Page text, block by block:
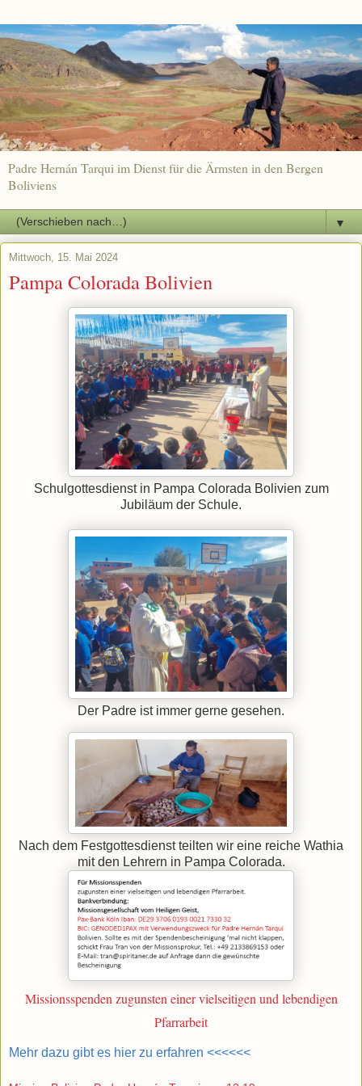
Padre Hernán Tarqui im Dienst für die Ärmsten in den Bergen
Boliviens
▼
Mittwoch, 15. Mai 2024
Pampa Colorada Bolivien
Schulgottesdienst in Pampa Colorada Bolivien zum
Jubiläum der Schule.
Der Padre ist immer gerne gesehen.
Nach dem Festgottesdienst teilten wir eine reiche Wathia
mit den Lehrern in Pampa Colorada.
Missionsspenden zugunsten einer vielseitigen und lebendigen
Pfarrarbeit
Mehr dazu gibt es hier zu erfahren <<<<<<